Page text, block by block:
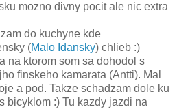
mozno divny pocit ale nic extra
do kuchyne kde
(Malo Idansky) chlieb :)
na ktorom som sa dohodol s
finskeho kamarata (Antti). Mal
a pod. Takze schadzam dole ku
bicyklom :) Tu kazdy jazdi na